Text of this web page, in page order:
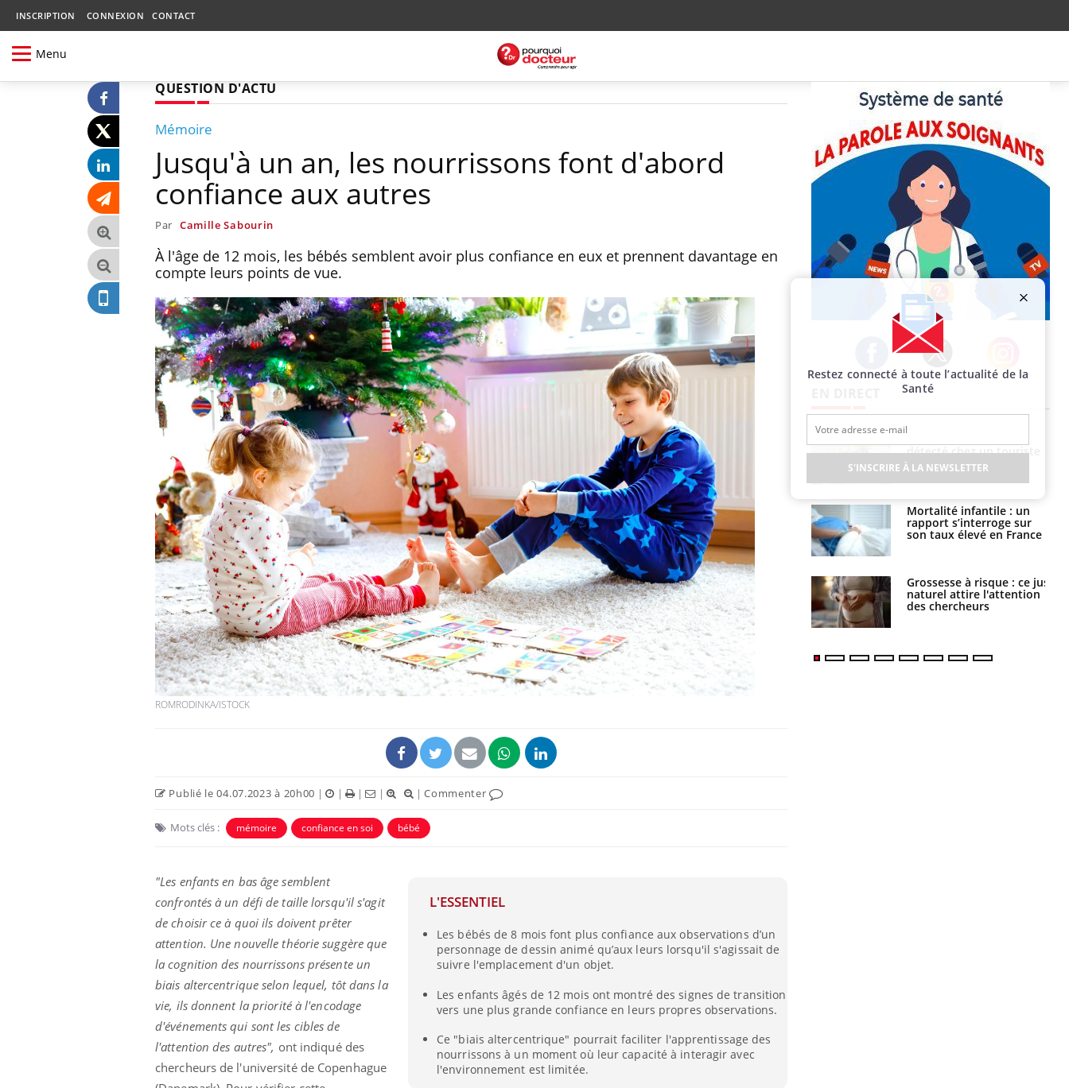
INSCRIPTION CONNEXION CONTACT
Menu
QUESTION D'ACTU
Mémoire
Jusqu'à un an, les nourrissons font d'abord
confiance aux autres
Par Camille Sabourin
À l'âge de 12 mois, les bébés semblent avoir plus confiance en eux et prennent davantage en
compte leurs points de vue.
ROMRODINKA/ISTOCK
Publié le 04.07.2023 à 20h00 | | | | |Commenter
Mots clés : mémoire confiance en soi bébé
L'ESSENTIEL
Les bébés de 8 mois font plus confiance aux observations d’un
personnage de dessin animé qu’aux leurs lorsqu'il s'agissait de
suivre l'emplacement d'un objet.
Les enfants âgés de 12 mois ont montré des signes de transition
vers une plus grande confiance en leurs propres observations.
Ce "biais altercentrique" pourrait faciliter l'apprentissage des
nourrissons à un moment où leur capacité à interagir avec
l'environnement est limitée.
"Les enfants en bas âge semblent
confrontés à un défi de taille lorsqu'il s'agit
de choisir ce à quoi ils doivent prêter
attention. Une nouvelle théorie suggère que
la cognition des nourrissons présente un
biais altercentrique selon lequel, tôt dans la
vie, ils donnent la priorité à l'encodage
d'événements qui sont les cibles de
l'attention des autres", ont indiqué des
chercheurs de l'université de Copenhague
Facebook Twitter Instagram
détecté chez un touriste
en France
Mortalité infantile : un
rapport s’interroge sur
son taux élevé en France
Grossesse à risque : ce jus
naturel attire l'attention
des chercheurs
Restez connecté à toute l’actualité de la
Santé
S'INSCRIRE À LA NEWSLETTER